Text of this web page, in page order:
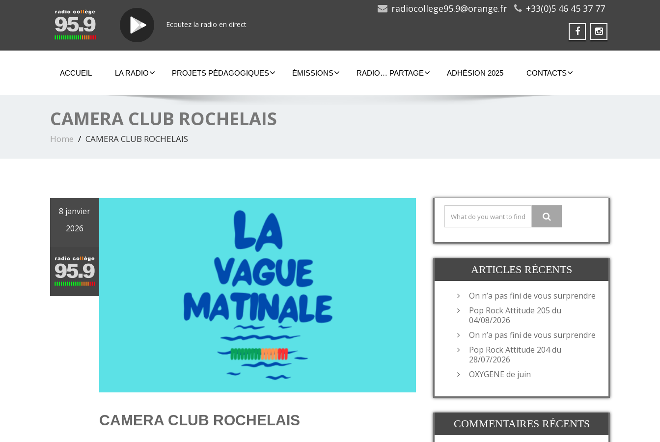
Ecoutez la radio en direct
radiocollege95.9@orange.fr +33(0)5 46 45 37 77
ACCUEIL LA RADIO PROJETS PÉDAGOGIQUES ÉMISSIONS RADIO… PARTAGE ADHÉSION 2025 CONTACTS
CAMERA CLUB ROCHELAIS
Home CAMERA CLUB ROCHELAIS
8 janvier
2026
CAMERA CLUB ROCHELAIS
ARTICLES RÉCENTS
On n’a pas fini de vous surprendre
Pop Rock Attitude 205 du
04/08/2026
On n’a pas fini de vous surprendre
Pop Rock Attitude 204 du
28/07/2026
OXYGENE de juin
COMMENTAIRES RÉCENTS